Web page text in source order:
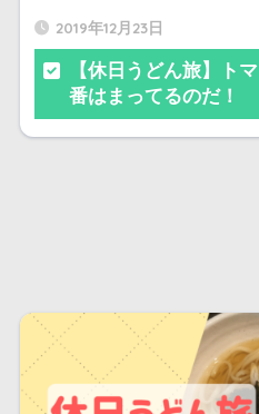
2019年12月23日
【休日うどん旅】ト
番はまってるのだ！